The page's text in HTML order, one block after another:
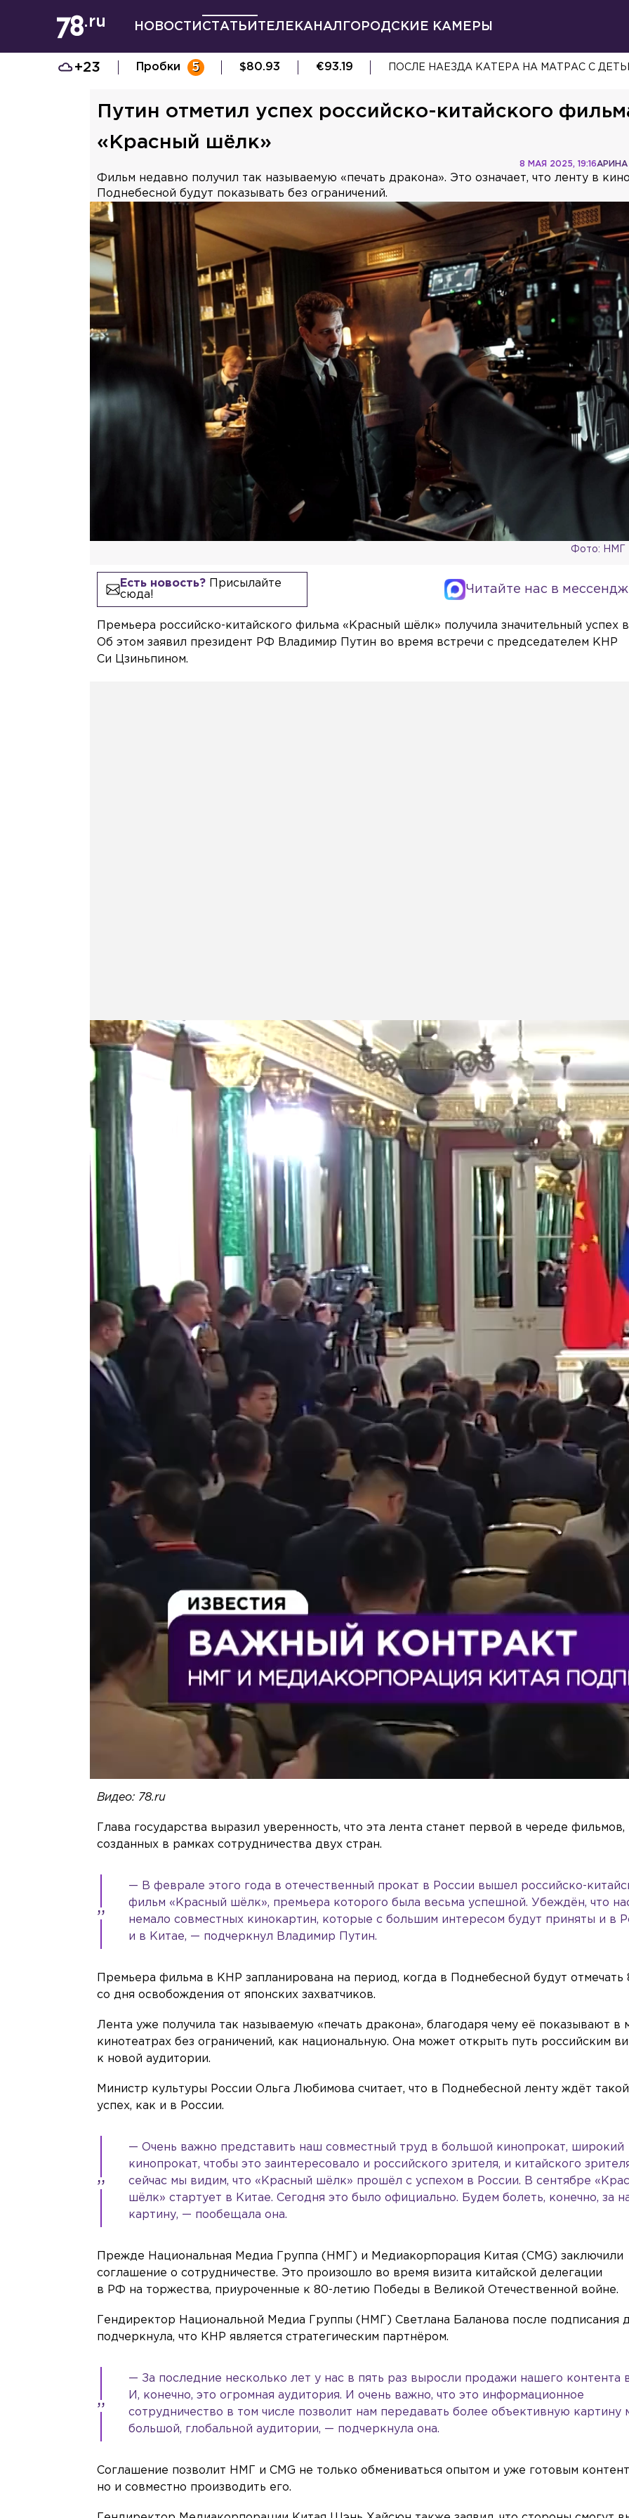
НОВОСТИ СТАТЬИ ТЕЛЕКАНАЛ ГОРОДСКИЕ КАМЕРЫ
+23 Пробки 5 $80.93 €93.19 ПОСЛЕ НАЕЗДА КАТЕРА НА МАТРАС С
Путин отметил успех российско-китайского
«Красный шёлк»
8 МАЯ 2025, 19:16
Фильм недавно получил так называемую «печать дракона». Это означает, что ленту в
Поднебесной будут показывать без ограничений.
Фото: НМГ
Есть новость?Присылайте
сюда!
Читайте нас в
Премьера российско-китайского фильма «Красный шёлк» получила значительный успех
Об этом заявил президент РФ Владимир Путин во время встречи с председателем КНР
Си Цзиньпином.
Видео: 78.ru
Глава государства выразил уверенность, что эта лента станет первой в череде фильмов,
созданных в рамках сотрудничества двух стран.
— В феврале этого года в отечественный прокат в России вышел российско-
фильм «Красный шёлк», премьера которого была весьма успешной. Убеждён, что
немало совместных кинокартин, которые с большим интересом будут приняты и в
и в Китае, — подчеркнул Владимир Путин.
Премьера фильма в КНР запланирована на период, когда в Поднебесной будут отмечать
со дня освобождения от японских захватчиков.
Лента уже получила так называемую «печать дракона», благодаря чему её показывают в
кинотеатрах без ограничений, как национальную. Она может открыть путь российским
к новой аудитории.
Министр культуры России Ольга Любимова считает, что в Поднебесной ленту ждёт
успех, как и в России.
— Очень важно представить наш совместный труд в большой кинопрокат, широкий
кинопрокат, чтобы это заинтересовало и российского зрителя, и китайского
сейчас мы видим, что «Красный шёлк» прошёл с успехом в России. В сентябре
шёлк» стартует в Китае. Сегодня это было официально. Будем болеть, конечно, за
картину, — пообещала она.
Прежде Национальная Медиа Группа (НМГ) и Медиакорпорация Китая (CMG) заключили
соглашение о сотрудничестве. Это произошло во время визита китайской делегации
в РФ на торжества, приуроченные к 80-летию Победы в Великой Отечественной войне.
Гендиректор Национальной Медиа Группы (НМГ) Светлана Баланова после подписания
подчеркнула, что КНР является стратегическим партнёром.
— За последние несколько лет у нас в пять раз выросли продажи нашего контента
И, конечно, это огромная аудитория. И очень важно, что это информационное
сотрудничество в том числе позволит нам передавать более объективную картину
большой, глобальной аудитории, — подчеркнула она.
Соглашение позволит НМГ и CMG не только обмениваться опытом и уже готовым
но и совместно производить его.